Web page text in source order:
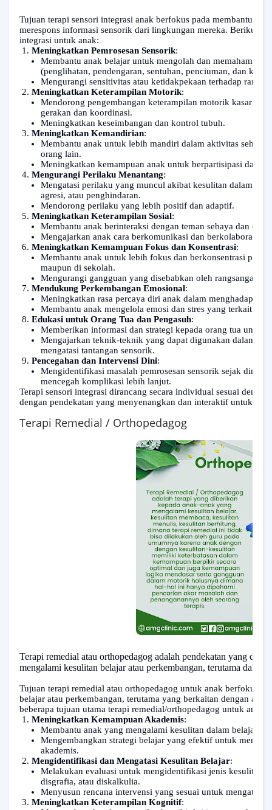
Tujuan terapi sensori integrasi anak berfokus pada membantu
merespons informasi sensorik dari lingkungan mereka. Berikut
integrasi untuk anak:
Meningkatkan Pemrosesan Sensorik:
Membantu anak belajar untuk mengolah dan memahami
(penglihatan, pendengaran, sentuhan, penciuman, dan
Mengurangi sensitivitas atau ketidakpekaan terhadap
Meningkatkan Keterampilan Motorik:
Mendorong pengembangan keterampilan motorik kasar
gerakan dan koordinasi.
Meningkatkan keseimbangan dan kontrol tubuh.
Meningkatkan Kemandirian:
Membantu anak untuk lebih mandiri dalam aktivitas sehari-
orang lain.
Meningkatkan kemampuan anak untuk berpartisipasi dalam
Mengurangi Perilaku Menantang:
Mengatasi perilaku yang muncul akibat kesulitan dalam
agresi, atau penghindaran.
Mendorong perilaku yang lebih positif dan adaptif.
Meningkatkan Keterampilan Sosial:
Membantu anak berinteraksi dengan teman sebaya dan
Mengajarkan anak cara berkomunikasi dan berkolaborasi
Meningkatkan Kemampuan Fokus dan Konsentrasi:
Membantu anak untuk lebih fokus dan berkonsentrasi pada
maupun di sekolah.
Mengurangi gangguan yang disebabkan oleh rangsangan
Mendukung Perkembangan Emosional:
Meningkatkan rasa percaya diri anak dalam menghadapi
Membantu anak mengelola emosi dan stres yang terkait
Edukasi untuk Orang Tua dan Pengasuh:
Memberikan informasi dan strategi kepada orang tua untuk
Mengajarkan teknik-teknik yang dapat digunakan dalam
mengatasi tantangan sensorik.
Pencegahan dan Intervensi Dini:
Mengidentifikasi masalah pemrosesan sensorik sejak dini
mencegah komplikasi lebih lanjut.
Terapi sensori integrasi dirancang secara individual sesuai
dengan pendekatan yang menyenangkan dan interaktif untuk
Terapi Remedial / Orthopedagog
Terapi remedial atau orthopedagog adalah pendekatan yang
mengalami kesulitan belajar atau perkembangan, terutama dalam
Tujuan terapi remedial atau orthopedagog untuk anak berfokus
belajar atau perkembangan, terutama yang berkaitan dengan
beberapa tujuan utama terapi remedial/orthopedagog untuk anak:
Meningkatkan Kemampuan Akademis:
Membantu anak yang mengalami kesulitan dalam belajar,
Mengembangkan strategi belajar yang efektif untuk
akademis.
Mengidentifikasi dan Mengatasi Kesulitan Belajar:
Melakukan evaluasi untuk mengidentifikasi jenis kesulitan
disgrafia, atau diskalkulia.
Menyusun rencana intervensi yang sesuai untuk mengatasi
Meningkatkan Keterampilan Kognitif: